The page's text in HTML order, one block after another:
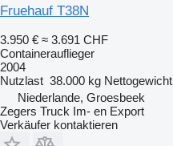
Fruehauf T38N
3.950 € ≈ 3.691 CHF
Containerauflieger
2004
Nutzlast 38.000 kg Nettogewicht
Niederlande, Groesbeek
Zegers Truck Im- en Export
Verkäufer kontaktieren